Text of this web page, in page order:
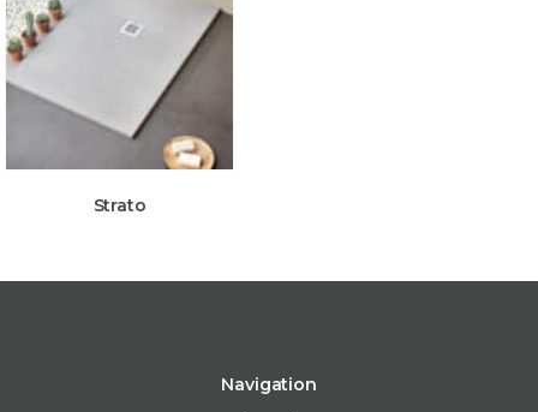
Strato
Navigation